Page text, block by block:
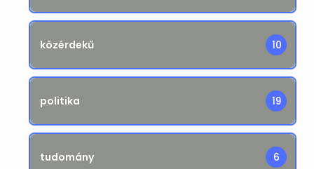
közérdekű 10
politika 19
tudomány 6